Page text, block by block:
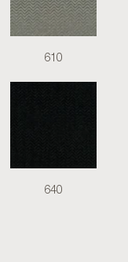
610
640